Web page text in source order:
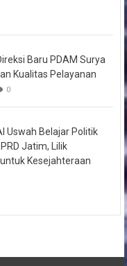
Baru PDAM Surya
Kualitas Pelayanan
0
Uswah Belajar Politik
Jatim, Lilik
Kesejahteraan